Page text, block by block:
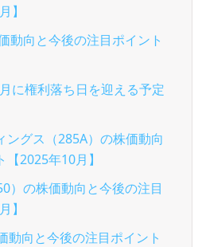
】
動向と今後の注目ポイント
に権利落ち日を迎える予定
ングス（285A）の株価動向
2025年10月】
）の株価動向と今後の注目
】
動向と今後の注目ポイント